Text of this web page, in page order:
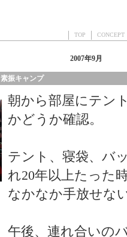
TOP
2007年9月
素振キャンプ
朝から部屋にテン
かどうか確認。
テント、寝袋、
れ20年以上たった
なかなか手放せな
午後、連れ合いの